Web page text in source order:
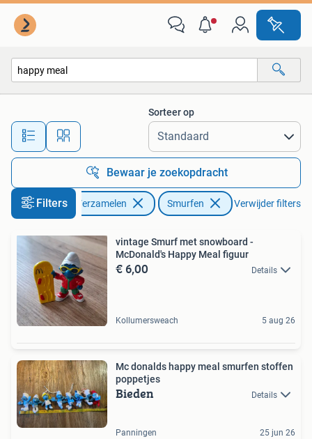
Alle afstanden…
Sorteer op
Bewaar je zoekopdracht
Filters Verzamelen Smurfen Verwijder filters
vintage Smurf met snowboard -
McDonald's Happy Meal figuur
€ 6,00 Details
Kollumersweach 5 aug 26
Mc donalds happy meal smurfen stoffen
poppetjes
Bieden Details
Panningen 25 jun 26